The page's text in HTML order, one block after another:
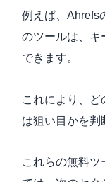
例えば、Ahrefs
のツールは、キ
できます。
これにより、
は狙い目かを判
これらの無料